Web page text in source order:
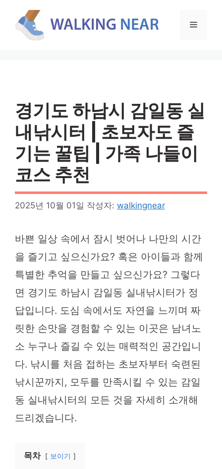
메
경기도 하남시 감일동 실
내낚시터 | 초보자도 즐
기는 꿀팁 | 가족 나들이
코스 추천
2025년 10월 01일 작성자: walkingnear
바쁜 일상 속에서 잠시 벗어나 나만의 시간
을 즐기고 싶으신가요? 혹은 아이들과 함께
특별한 추억을 만들고 싶으신가요? 그렇다
면 경기도 하남시 감일동 실내낚시터가 정
답입니다. 도심 속에서도 자연을 느끼며 짜
릿한 손맛을 경험할 수 있는 이곳은 남녀노
소 누구나 즐길 수 있는 매력적인 공간입니
다. 낚시를 처음 접하는 초보자부터 숙련된
낚시꾼까지, 모두를 만족시킬 수 있는 감일
동 실내낚시터의 모든 것을 자세히 소개해
드리겠습니다.
목차 보이기